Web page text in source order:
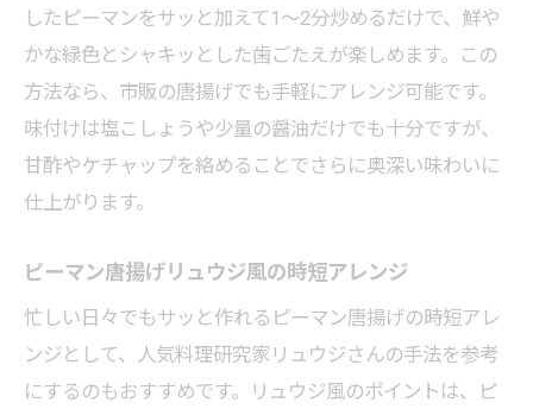
したピーマンをサッと加えて1～2分炒めるだけで、鮮や
かな緑色とシャキッとした歯ごたえが楽しめます。この
方法なら、市販の唐揚げでも手軽にアレンジ可能です。
味付けは塩こしょうや少量の醤油だけでも十分ですが、
甘酢やケチャップを絡めることでさらに奥深い味わいに
仕上がります。
ピーマン唐揚げリュウジ風の時短アレンジ
忙しい日々でもサッと作れるピーマン唐揚げの時短アレ
ンジとして、人気料理研究家リュウジさんの手法を参考
にするのもおすすめです。リュウジ風のポイントは、ピ